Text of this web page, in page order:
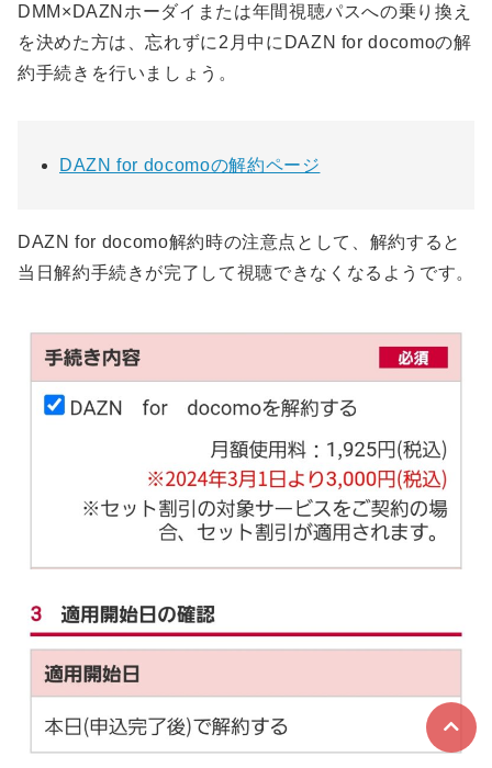
DMM×DAZNホーダイまたは年間視聴パスへの乗り換え
を決めた方は、忘れずに2月中にDAZN for docomoの解
約手続きを行いましょう。
DAZN for docomoの解約ページ
DAZN for docomo解約時の注意点として、解約すると
当日解約手続きが完了して視聴できなくなるようです。